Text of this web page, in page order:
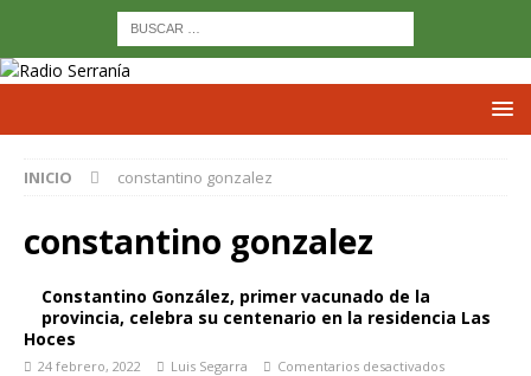
INICIO constantino gonzalez
constantino gonzalez
Constantino González, primer vacunado de la
provincia, celebra su centenario en la residencia Las
Hoces
24 febrero, 2022 Luis Segarra Comentarios desactivados